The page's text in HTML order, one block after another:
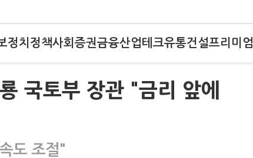
정치 정책사회 증권금융산업테크유통건설프리미엄
국토부 장관 "금리 앞에
도 조절"